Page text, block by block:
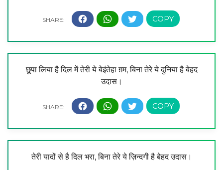
छूपा लिया है दिल में तेरी ये बेइंतेहा ग़म, बिना तेरे ये दुनिया है बेहद
उदास।
तेरी यादों से है दिल भरा, बिना तेरे ये ज़िन्दगी है बेहद उदास।